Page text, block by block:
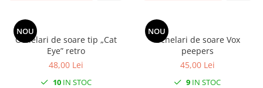
NOU
Ochelari de soare tip „Cat
Eye” retro
48,00 Lei
10IN STOC
NOU
Ochelari de soare Vox
peepers
45,00 Lei
9 IN STOC